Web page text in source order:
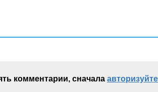
комментарии, сначала